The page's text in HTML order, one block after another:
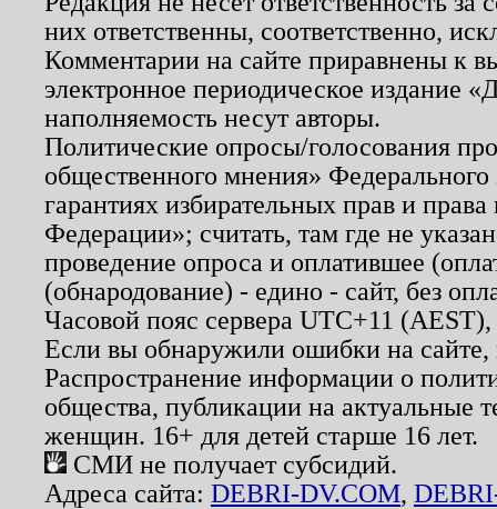
них ответственны, соответственно,
Комментарии на сайте приравнены к
электронное периодическое издание
наполняемость несут авторы.
Политические опросы/голосования
общественного мнения»
гарантиях избирательных прав и
Федерации»; считать, там где не
проведение опроса и оплатившее
(обнародование) - едино - сайт, без
Часовой пояс сервера UTC+11
Если вы обнаружили ошибки на
Распространение информации о
общества, публикации на актуальные
женщин. 16+ для детей старше 16 лет.
СМИ не получает субсидий.
Адреса сайта: DEBRI-DV.COM,